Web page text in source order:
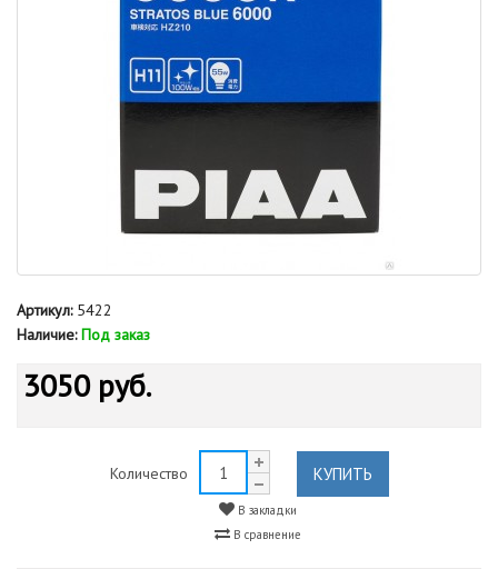
Артикул:5422
Наличие: Под заказ
3050 руб.
Количество КУПИТЬ
В закладки
В сравнение